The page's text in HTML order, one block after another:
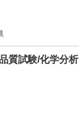
質試験/化学分析